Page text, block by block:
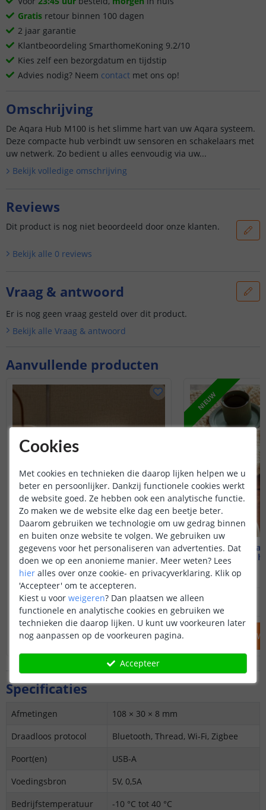
Gratis retour binnen 100 dagen
2 jaar garantie
Klantbeoordeling SmarthomeKoning 9.2/10
Kies zelf een bezorgdatum en tijdstip
Advies nodig? Neem contact met ons op!
Omschrijving
De Aqara Hub M100 is het slimme hart van uw Aqara systeem.
Deze compacte hub verbindt uw sensoren en schakelaars met
uw netwerk. Zo bedient u alles eenvoudig via uw...
Bekijk volledige omschrijving
Aanvullende producten
Aqara Hub M1S Gen2
Met ingebouwde speaker
(1 reviews)
OP VOORRAAD 59,99
IN WINKELWAGEN
NIEUW
Aqara
Smart home
OP VOORRAAD
IN
Reviews
Dit product is nog niet beoordeeld door onze klanten.
Bekijk alle 0 reviews
Vraag & antwoord
Er is nog geen vraag gesteld over dit product.
Bekijk alle Vraag & antwoord
Specificaties
Afmetingen
108 × 30 × 8 mm
Draadloos protocol
Bluetooth, Thread, Wi-Fi, Zigbee
Poort(en)
USB-A
Voedingsbron
5V, 0,5A
Bedrijfstemperatuur
-10 °C tot 40 °C
Cookies
Met cookies en technieken die daarop lijken helpen we u
beter en persoonlijker. Dankzij functionele cookies werkt
de website goed. Ze hebben ook een analytische functie.
Zo maken we de website elke dag een beetje beter.
Daarom gebruiken we technologie om uw gedrag binnen
en buiten onze website te volgen. We gebruiken uw
gegevens voor het personaliseren van advertenties. Dat
doen we op een anonieme manier. Meer weten? Lees
hier alles over onze cookie- en privacyverklaring. Klik op
'Accepteer' om te accepteren.
Kiest u voor weigeren? Dan plaatsen we alleen
functionele en analytische cookies en gebruiken we
technieken die daarop lijken. U kunt uw voorkeuren later
nog aanpassen op de voorkeuren pagina.
Accepteer